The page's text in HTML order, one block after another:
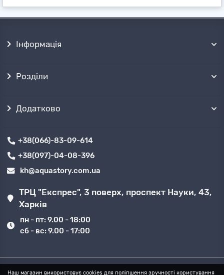
Наш магазин використовує cookies для поліпшення зручності користування
Інформація
Розділи
Додатково
+38(066)-83-09-614
+38(097)-04-08-396
kh@aquastory.com.ua
ТРЦ "Експрес", 3 поверх, проспект Науки, 43,
Харків
пн - пт: 9.00 - 18:00
сб - вс: 9.00 - 17:00